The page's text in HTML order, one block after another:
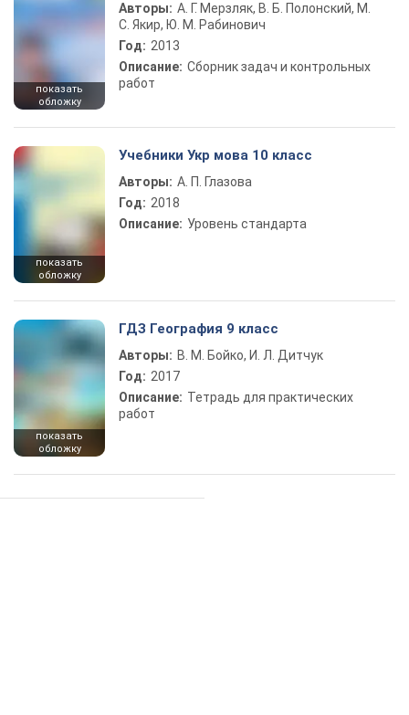
показать
обложку
Авторы: А. Г. Мерзляк, В. Б. Полонский, М.
С. Якир, Ю. М. Рабинович
Год: 2013
Описание: Сборник задач и контрольных
работ
показать
обложку
Учебники Укр мова 10 класс
Авторы: А. П. Глазова
Год: 2018
Описание: Уровень стандарта
показать
обложку
ГДЗ География 9 класс
Авторы: В. М. Бойко, И. Л. Дитчук
Год: 2017
Описание: Тетрадь для практических
работ